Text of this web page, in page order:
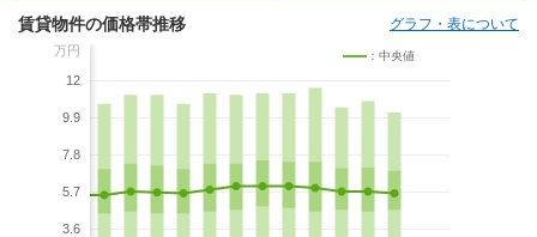
賃貸物件の価格帯推移 グラフ・表について
万円
12
9.9
7.8
5.7
3.6
：中央値